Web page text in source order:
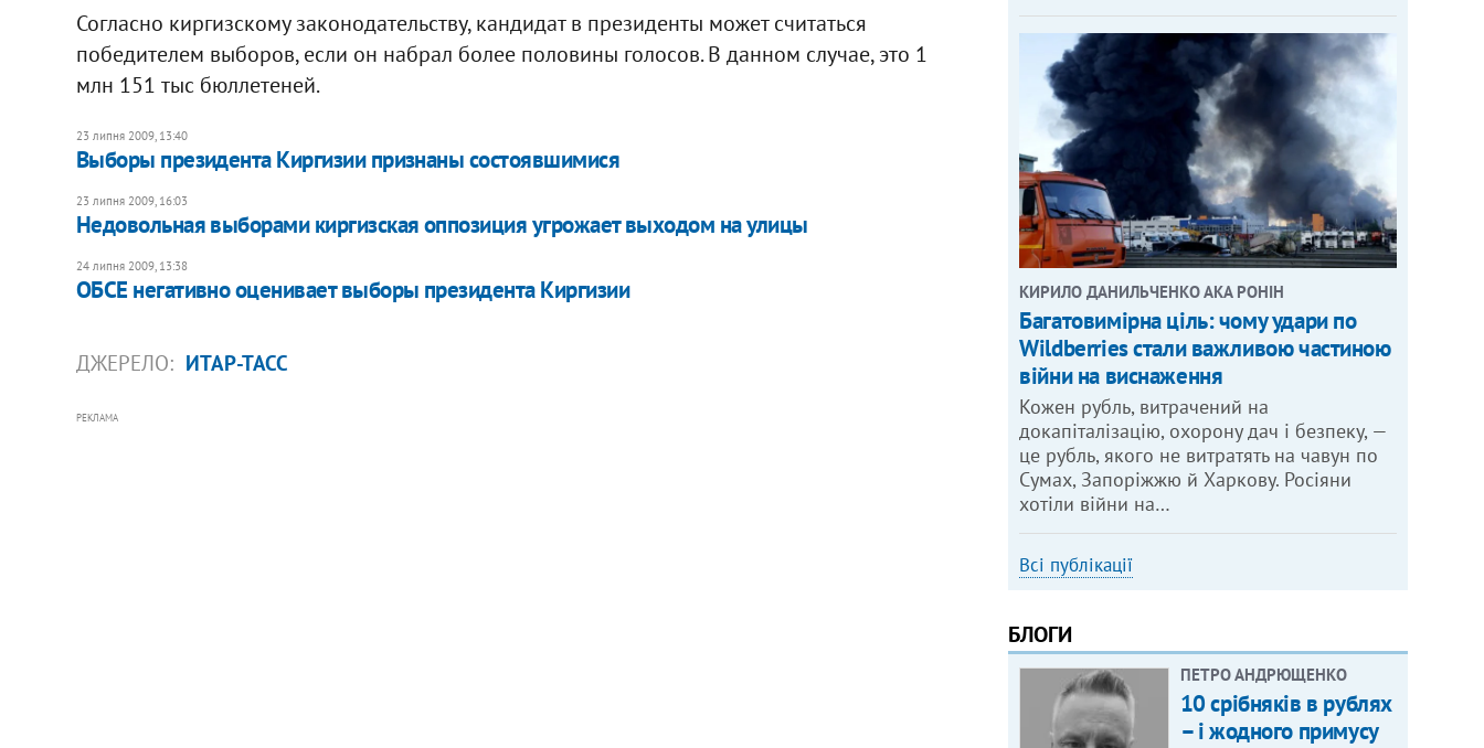
Согласно киргизскому законодательству, кандидат в президенты может считаться
победителем выборов, если он набрал более половины голосов. В данном случае, это 1
млн 151 тыс бюллетеней.
23 липня 2009, 13:40
Выборы президента Киргизии признаны состоявшимися
23 липня 2009, 16:03
Недовольная выборами киргизская оппозиция угрожает выходом на улицы
24 липня 2009, 13:38
ОБСЕ негативно оценивает выборы президента Киргизии
ДЖЕРЕЛО: ИТАР-ТАСС
РЕКЛАМА
КИРИЛО ДАНИЛЬЧЕНКО АКА РОНІН
Багатовимірна ціль: чому удари по
Wildberries стали важливою частиною
війни на виснаження
Кожен рубль, витрачений на
докапіталізацію, охорону дач і безпеку, —
це рубль, якого не витратять на чавун по
Сумах, Запоріжжю й Харкову. Росіяни
хотіли війни на…
Всі публікації
БЛОГИ
ПЕТРО АНДРЮЩЕНКО
10 срібняків в рублях
– і жодного примусу